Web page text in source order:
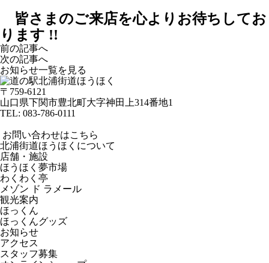
皆さまのご来店を心よりお待ちしてお
ります !!
前の記事へ
次の記事へ
お知らせ一覧を見る
〒759-6121
山口県下関市豊北町大字神田上314番地1
TEL: 083-786-0111
お問い合わせはこちら
北浦街道ほうほくについて
店舗・施設
ほうほく夢市場
わくわく亭
メゾン ド ラメール
観光案内
ほっくん
ほっくんグッズ
お知らせ
アクセス
スタッフ募集